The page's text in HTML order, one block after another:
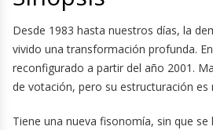
Desde 1983 hasta nuestros días, la
vivido una transformación profunda.
reconfigurado a partir del año 2001.
de votación, pero su estructuración es
Tiene una nueva fisonomía, sin que se